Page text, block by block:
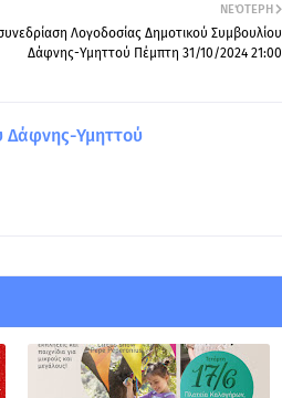
ΝΕΌΤΕΡΗ
Λογοδοσίας Δημοτικού Συμβουλίου
Δάφνης-Υμηττού Πέμπτη 31/10/2024 21:00
Δάφνης-Υμηττού